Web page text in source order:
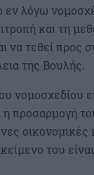
εν λόγω
και τη
να τεθεί προς
της Βουλής.
νομοσχεδίου
η προσαρμογή
οικονομικές
του